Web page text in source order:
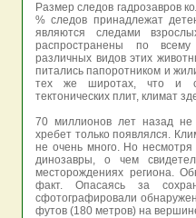
Размер следов гадрозавров
% следов принадлежат
являются следами
распространены по
различных видов этих
питались папоротником и
тех же широтах, что и
тектонических плит, климат
70 миллионов лет назад не
хребет только появлялся.
не очень много. Но
динозавры, о чем
месторождениях региона.
факт. Опасаясь за
сфотографировали
футов (180 метров) на